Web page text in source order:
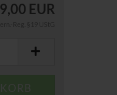
9,00 EUR